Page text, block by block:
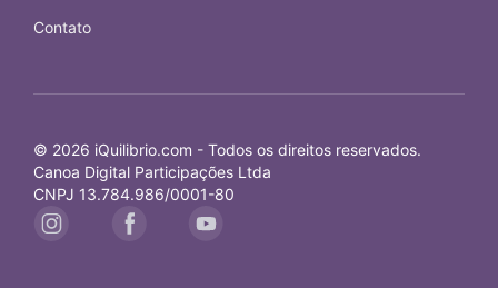
Contato
© 2026 iQuilibrio.com - Todos os direitos reservados.
Canoa Digital Participações Ltda
CNPJ 13.784.986/0001-80